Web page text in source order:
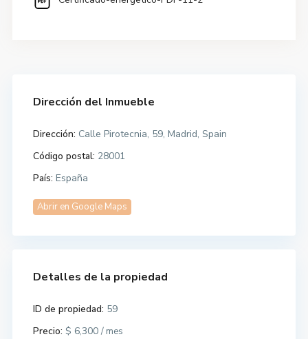
Dirección del Inmueble
Dirección: Calle Pirotecnia, 59, Madrid, Spain
Código postal: 28001
País: España
Abrir en Google Maps
Detalles de la propiedad
ID de propiedad: 59
Precio: $ 6,300/ mes